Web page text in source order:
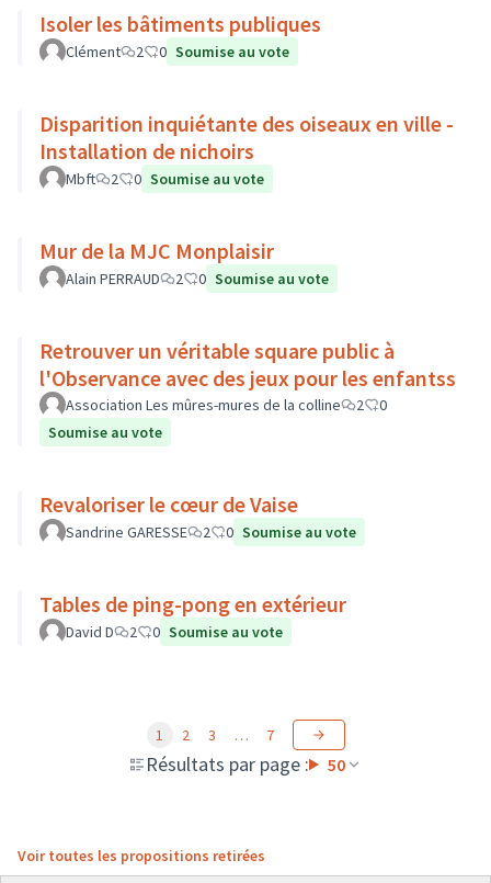
Isoler les bâtiments publiques
Clément 2 0 Soumise au vote
Disparition inquiétante des oiseaux en ville -
Installation de nichoirs
Mbft 2 0 Soumise au vote
Mur de la MJC Monplaisir
Alain PERRAUD 2 0 Soumise au vote
Retrouver un véritable square public à
l'Observance avec des jeux pour les enfantss
Association Les mûres-mures de la colline 2
0
Soumise au vote
Revaloriser le cœur de Vaise
Sandrine GARESSE 2 0 Soumise au vote
Tables de ping-pong en extérieur
David D 2 0 Soumise au vote
Résultats par page : 50
1 2 3 … 7
Voir toutes les propositions retirées